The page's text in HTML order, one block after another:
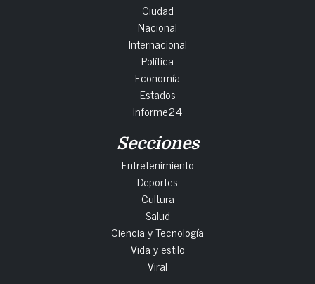
Ciudad
Nacional
Internacional
Política
Economía
Estados
Informe24
Secciones
Entretenimiento
Deportes
Cultura
Salud
Ciencia y Tecnología
Vida y estilo
Viral